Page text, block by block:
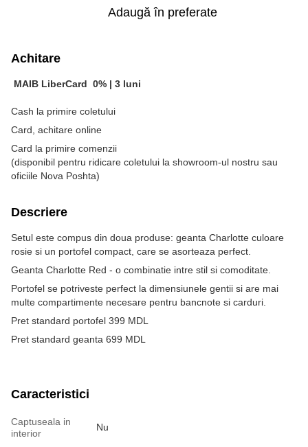
Adaugă în preferate
Achitare
MAIB LiberCard 0% | 3 luni
Cash la primire coletului
Card, achitare online
Card la primire comenzii
(disponibil pentru ridicare coletului la showroom-ul nostru sau
oficiile Nova Poshta)
Descriere
Setul este compus din doua produse: geanta Charlotte culoare
rosie si un portofel compact, care se asorteaza perfect.
Geanta Charlotte Red - o combinatie intre stil si comoditate.
Portofel se potriveste perfect la dimensiunele gentii si are mai
multe compartimente necesare pentru bancnote si carduri.
Pret standard portofel 399 MDL
Pret standard geanta 699 MDL
Caracteristici
Captuseala in
interior
Nu